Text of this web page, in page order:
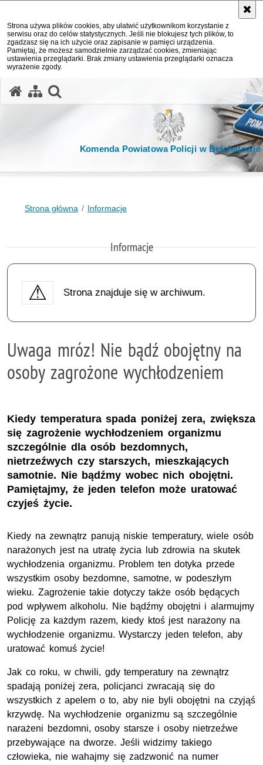
Strona używa plików cookies, aby ułatwić użytkownikom korzystanie z
serwisu oraz do celów statystycznych. Jeśli nie blokujesz tych plików, to
zgadzasz się na ich użycie oraz zapisanie w pamięci urządzenia.
Pamiętaj, że możesz samodzielnie zarządzać cookies, zmieniając
ustawienia przeglądarki. Brak zmiany ustawienia przeglądarki oznacza
wyrażenie zgody.
Komenda Powiatowa Policji w Bełchatowie
Strona główna Informacje
Informacje
Strona znajduje się w archiwum.
Uwaga mróz! Nie bądź obojętny na
osoby zagrożone wychłodzeniem
Kiedy temperatura spada poniżej zera, zwiększa
się zagrożenie wychłodzeniem organizmu
szczególnie dla osób bezdomnych,
nietrzeźwych czy starszych, mieszkających
samotnie. Nie bądźmy wobec nich obojętni.
Pamiętajmy, że jeden telefon może uratować
czyjeś życie.
Kiedy na zewnątrz panują niskie temperatury, wiele osób
narażonych jest na utratę życia lub zdrowia na skutek
wychłodzenia organizmu. Problem ten dotyka przede
wszystkim osoby bezdomne, samotne, w podeszłym
wieku. Zagrożenie takie dotyczy także osób będących
pod wpływem alkoholu. Nie bądźmy obojętni i alarmujmy
Policję za każdym razem, kiedy ktoś jest narażony na
wychłodzenie organizmu. Wystarczy jeden telefon, aby
uratować komuś życie!
Jak co roku, w chwili, gdy temperatury na zewnątrz
spadają poniżej zera, policjanci zwracają się do
wszystkich z apelem o to, aby nie byli obojętni na czyjąś
krzywdę. Na wychłodzenie organizmu są szczególnie
narażeni bezdomni, osoby starsze i osoby nietrzeźwe
przebywające na dworze. Jeśli widzimy takiego
człowieka, nie wahajmy się zadzwonić na numer